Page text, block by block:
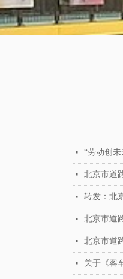
넷 “劳动创
넷 北京市道
넷 转发：北
넷 北京市道
넷 北京市道
넷 关于《客